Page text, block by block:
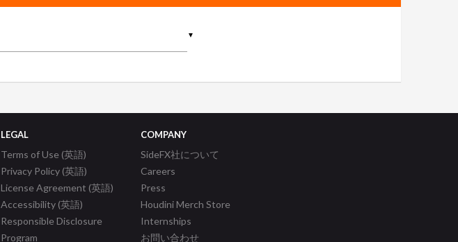
▼
LEGAL
Terms of Use (英語)
Privacy Policy (英語)
License Agreement (英語)
Accessibility (英語)
Responsible Disclosure
Program
COMPANY
SideFX社について
Careers
Press
Houdini Merch Store
Internships
お問い合わせ